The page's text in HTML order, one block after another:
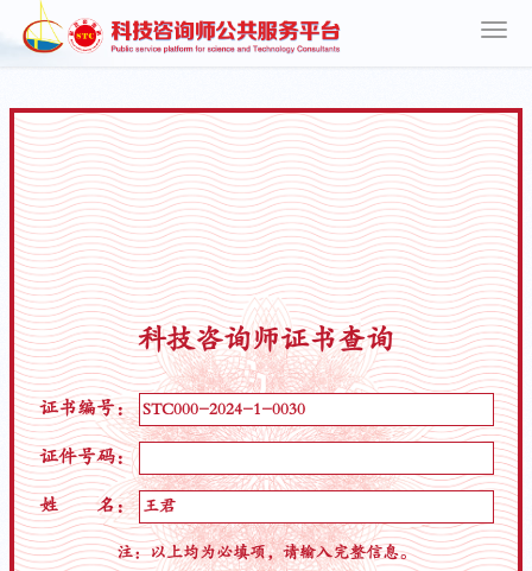
科技咨询师证书查询
证书编号：
证件号码：
姓 名：
注：以上均为必填项，请输入完整信息。